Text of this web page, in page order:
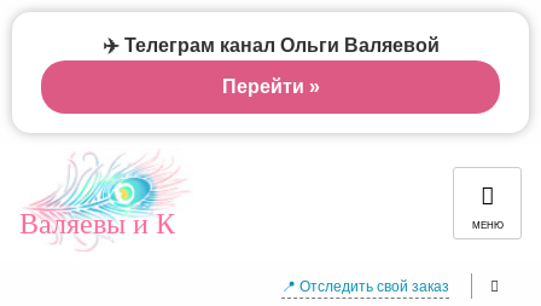
Валяевы и К МЕНЮ
📍 Отследить свой заказ
✈️ Телеграм канал Ольги Валяевой
Перейти »